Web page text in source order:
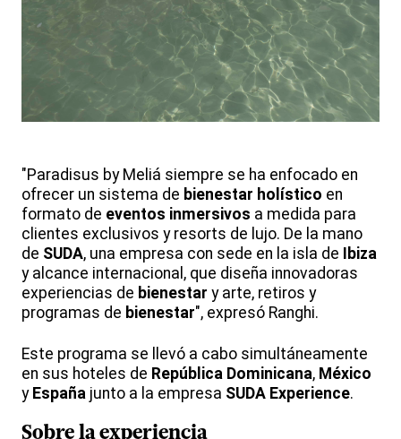
"Paradisus by Meliá siempre se ha enfocado en
ofrecer un sistema de bienestar holístico en
formato de eventos inmersivos a medida para
clientes exclusivos y resorts de lujo. De la mano
de SUDA, una empresa con sede en la isla de
Ibiza
y alcance internacional, que diseña innovadoras
experiencias de bienestar y arte, retiros y
programas de bienestar", expresó Ranghi.
Este programa se llevó a cabo simultáneamente
en sus hoteles de República Dominicana, México
y España junto a la empresa SUDA Experience.
Sobre la experiencia